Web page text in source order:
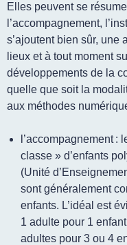
Elles peuvent se
l’accompagnement,
s’ajoutent bien sûr, une
lieux et à tout moment
développements de la
quelle que soit la
aux méthodes
l’accompagnement:
classe » d’enfants
(Unité
sont généralement
enfants. L’idéal est
1 adulte pour 1
adultes pour 3 ou 4